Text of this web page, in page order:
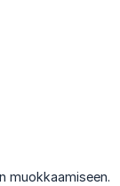
muokkaamiseen.